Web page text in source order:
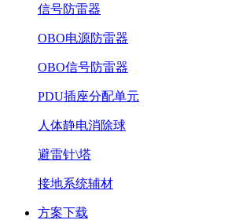
信号防雷器
OBO电源防雷器
OBO信号防雷器
PDU插座分配单元
人体静电消除球
避雷针\塔
接地系统辅材
方案下载